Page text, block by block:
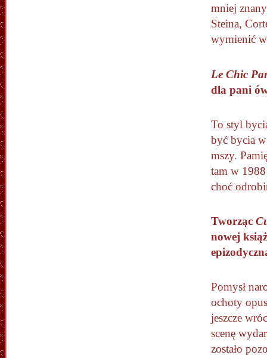
mniej
Steina,
wymienić
Le Chic
dla pani
To styl
być bycia
mszy.
tam w
choć
Tworząc
nowej
Pomysł
ochoty
jeszcze
scenę
zostało